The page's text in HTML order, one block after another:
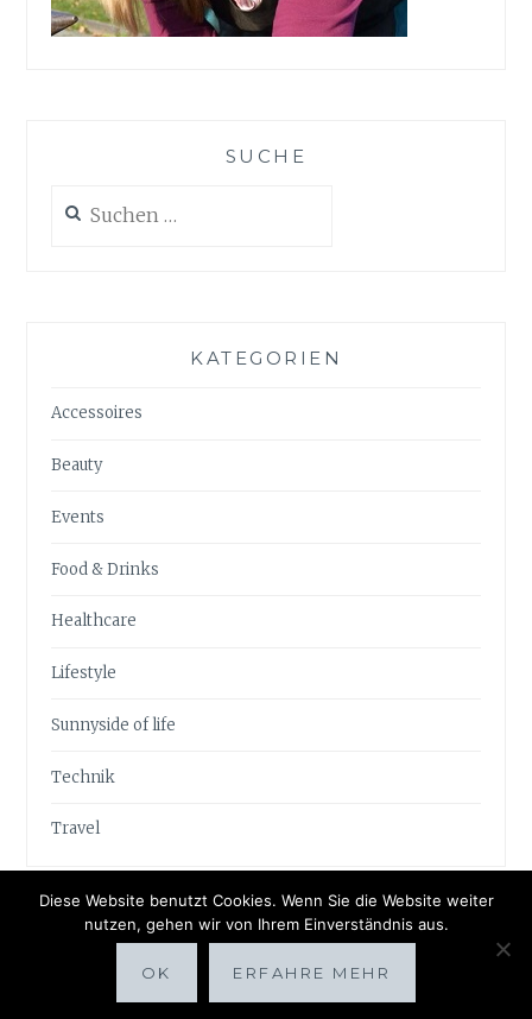
SUCHE
nach:
KATEGORIEN
Accessoires
Beauty
Events
Food & Drinks
Healthcare
Lifestyle
Sunnyside of life
Technik
Travel
Proudly powered by WordPress|Theme: Anissa by
Diese Website benutzt Cookies. Wenn Sie die Website weiter
nutzen, gehen wir von Ihrem Einverständnis aus.
OK ERFAHRE MEHR